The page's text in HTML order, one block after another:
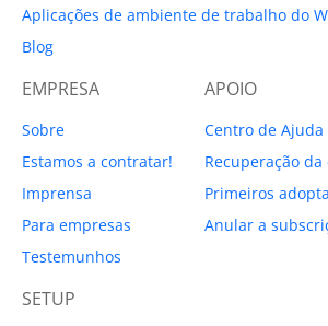
Aplicações de ambiente de trabalho do
Blog
EMPRESA
Sobre
Estamos a contratar!
Imprensa
Para empresas
Testemunhos
APOIO
Centro de Ajuda
Recuperação
Primeiros
Anular a
SETUP